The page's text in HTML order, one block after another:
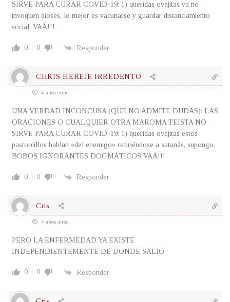
SIRVE PARA CURAR COVID-19: 1) queridas ovejitas ya no
invoquen dioses, lo mejor es vacunarse y guardar distanciamiento
social. VAÁ!!!
0 0 Responder
CHRIS HEREJE IRREDENTO
4 años atrás
UNA VERDAD INCONCUSA (QUE NO ADMITE DUDAS): LAS
ORACIONES O CUALQUIER OTRA MAROMA TEISTA NO
SIRVE PARA CURAR COVID-19: 1) queridas ovejitas estos
pastorcillos hablan «del enemigo» refiriéndose a satanás, supongo.
BOBOS IGNORANTES DOGMÁTICOS VAÁ!!!
0 0 Responder
Cris
4 años atrás
PERO LA ENFERMEDAD YA EXISTE
INDEPENDIENTEMENTE DE DONDE SALIO
0 0 Responder